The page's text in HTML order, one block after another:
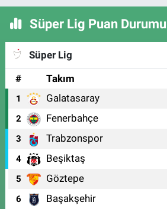
Süper Lig Puan Durumu
Süper Lig
#
Takım
1 Galatasaray
2 Fenerbahçe
3 Trabzonspor
4 Beşiktaş
5 Göztepe
6 Başakşehir